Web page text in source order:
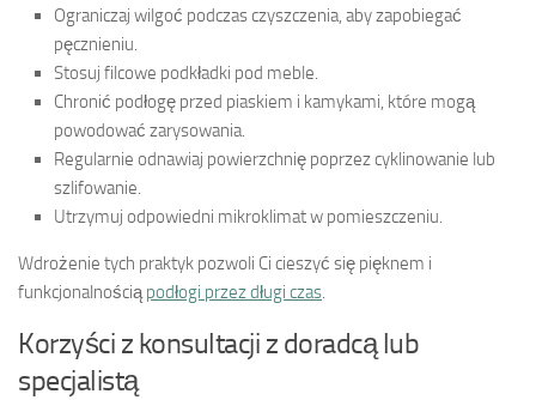
Ograniczaj wilgoć podczas czyszczenia, aby zapobiegać
pęcznieniu.
Stosuj filcowe podkładki pod meble.
Chronić podłogę przed piaskiem i kamykami, które mogą
powodować zarysowania.
Regularnie odnawiaj powierzchnię poprzez cyklinowanie lub
szlifowanie.
Utrzymuj odpowiedni mikroklimat w pomieszczeniu.
Wdrożenie tych praktyk pozwoli Ci cieszyć się pięknem i
funkcjonalnościąpodłogi przez długi czas.
Korzyści z konsultacji z doradcą lub
specjalistą